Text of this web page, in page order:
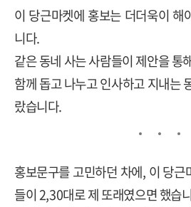
이 당근마켓에 홍보는 더더욱이 해
니다.
같은 동네 사는 사람들이 제안을 통
함께 돕고 나누고 인사하고 지내는
랐습니다.
홍보문구를 고민하던 차에, 이 당근
들이2,30대로 제 또래였으면 했습